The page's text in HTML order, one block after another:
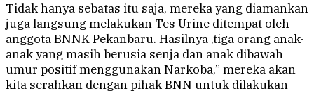
Tidak hanya sebatas itu saja, mereka yang diamankan
juga langsung melakukan Tes Urine ditempat oleh
anggota BNNK Pekanbaru. Hasilnya ,tiga orang anak-
anak yang masih berusia senja dan anak dibawah
umur positif menggunakan Narkoba,” mereka akan
kita serahkan dengan pihak BNN untuk dilakukan